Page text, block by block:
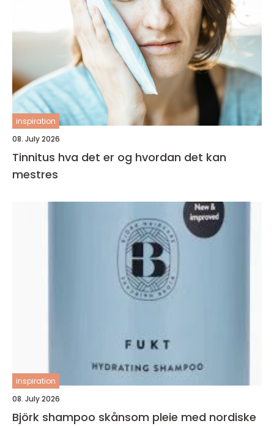
inspiration
08. July 2026
Tinnitus hva det er og hvordan det kan
mestres
inspiration
08. July 2026
Björk shampoo skånsom pleie med nordiske